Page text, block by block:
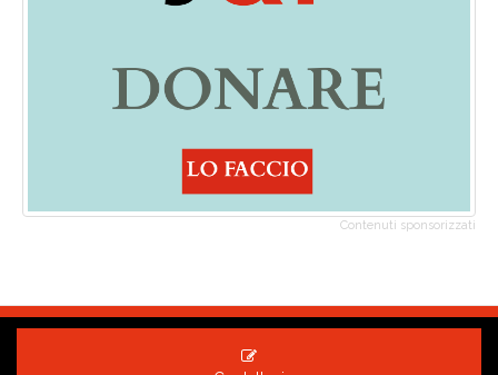
Contenuti sponsorizzati